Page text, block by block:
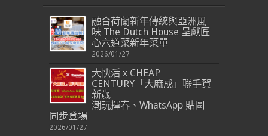
融合荷蘭新年傳統與亞洲風
味 The Dutch House 呈獻匠
心六道菜新年菜單
2026/01/27
大快活 x CHEAP
CENTURY「大麻成」聯手賀
新歲
潮玩揮春、WhatsApp 貼圖
同步登場
2026/01/27